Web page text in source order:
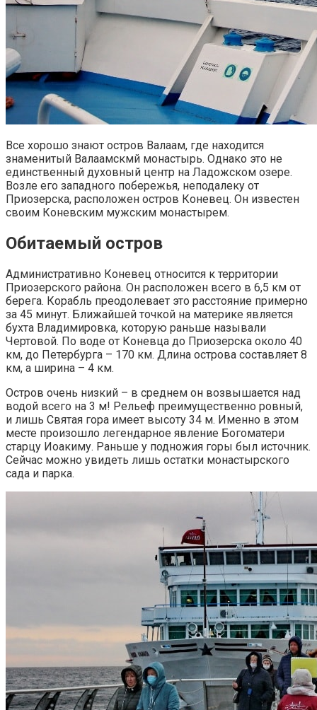
Все хорошо знают остров Валаам, где находится
знаменитый Валаамскмй монастырь. Однако это не
единственный духовный центр на Ладожском озере.
Возле его западного побережья, неподалеку от
Приозерска, расположен остров Коневец. Он известен
своим Коневским мужским монастырем.
Обитаемый остров
Административно Коневец относится к территории
Приозерского района. Он расположен всего в 6,5 км от
берега. Корабль преодолевает это расстояние примерно
за 45 минут. Ближайшей точкой на материке является
бухта Владимировка, которую раньше называли
Чертовой. По воде от Коневца до Приозерска около 40
км, до Петербурга – 170 км. Длина острова составляет 8
км, а ширина – 4 км.
Остров очень низкий – в среднем он возвышается над
водой всего на 3 м! Рельеф преимущественно ровный,
и лишь Святая гора имеет высоту 34 м. Именно в этом
месте произошло легендарное явление Богоматери
старцу Иоакиму. Раньше у подножия горы был источник.
Сейчас можно увидеть лишь остатки монастырского
сада и парка.